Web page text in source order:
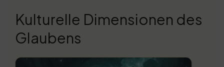
Kulturelle Dimensionen des
Glaubens